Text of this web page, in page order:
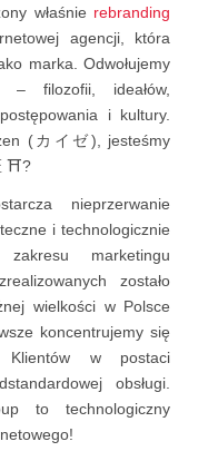
właśnie rebranding
agencji, która
marka. Odwołujemy
filozofii, ideałów,
i kultury.
(カイゼ), jesteśmy
⛩?
nieprzerwanie
i technologicznie
marketingu
zostało
wielkości w Polsce
koncentrujemy się
w postaci
obsługi.
to technologiczny